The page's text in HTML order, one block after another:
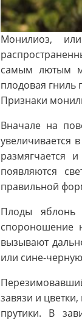
Монилиоз,
самым лютым
плодовая гниль
Признаки
Вначале на
увеличивается
размягчается
появляются
правильной
Плоды яблонь
спороношение
вызывают
или сине-
завязи и
прутики. В